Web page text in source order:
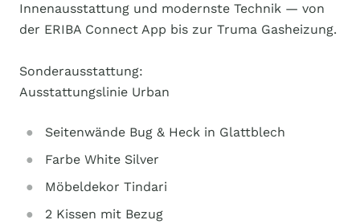
Innenausstattung und modernste Technik — von
der ERIBA Connect App bis zur Truma Gasheizung.
Sonderausstattung:
Ausstattungslinie Urban
Seitenwände Bug & Heck in Glattblech
Farbe White Silver
Möbeldekor Tindari
2 Kissen mit Bezug